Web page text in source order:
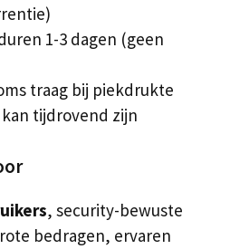
1-3 dagen (geen
traag bij piekdrukte
tijdrovend zijn
, security-bewuste
bedragen, ervaren